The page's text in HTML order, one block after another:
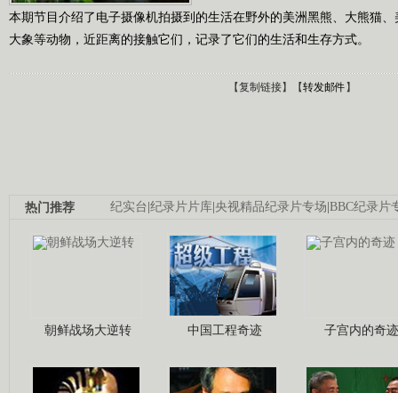
本期节目介绍了电子摄像机拍摄到的生活在野外的美洲黑熊、大熊猫
大象等动物，近距离的接触它们，记录了它们的生活和生存方式。
【复制链接】【转发邮件 】
纪实台 纪录片片库 央视精品纪录片专场 BBC纪录片
热门推荐
朝鲜战场大逆转 中国工程奇迹 子宫内的奇迹